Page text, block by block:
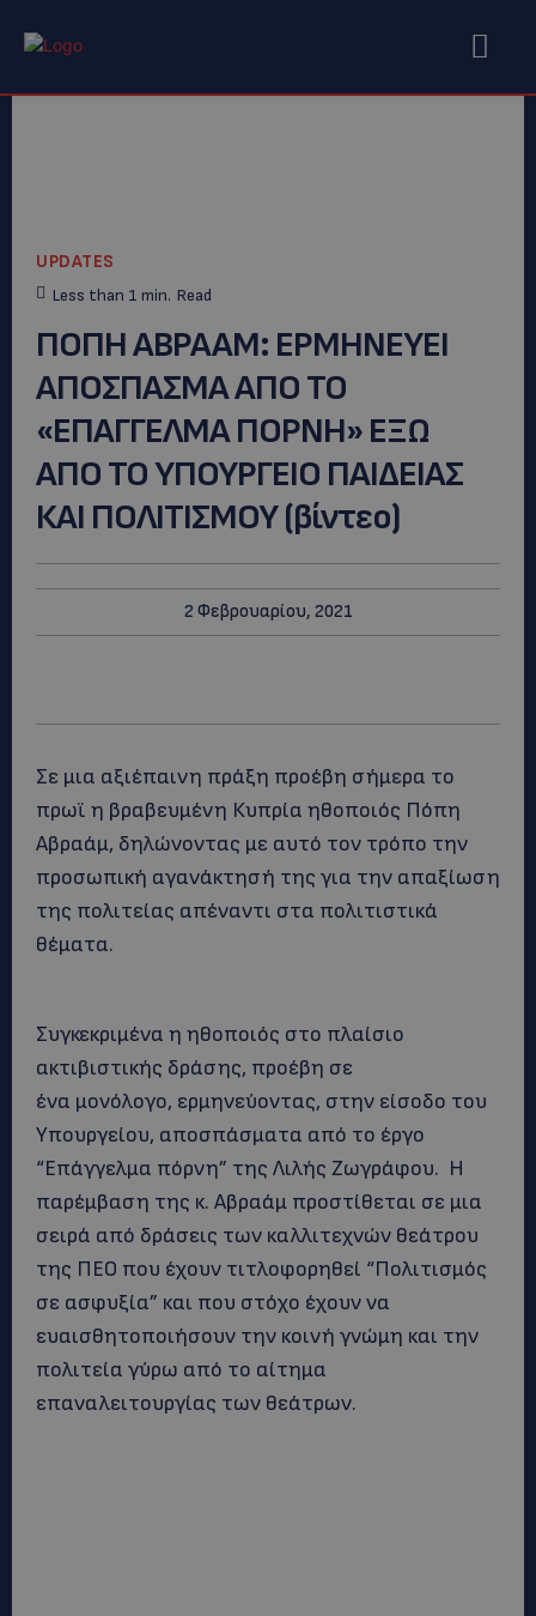
UPDATES
Less than 1 min. Read
ΠΟΠΗ ΑΒΡΑΑΜ: ΕΡΜΗΝΕΥΕΙ
ΑΠΟΣΠΑΣΜΑ ΑΠΟ ΤΟ
«ΕΠΑΓΓΕΛΜΑ ΠΟΡΝΗ» ΕΞΩ
ΑΠΟ ΤΟ ΥΠΟΥΡΓΕΙΟ ΠΑΙΔΕΙΑΣ
ΚΑΙ ΠΟΛΙΤΙΣΜΟΥ (βίντεο)
2 Φεβρουαρίου, 2021
Σε μια αξιέπαινη πράξη προέβη σήμερα το
πρωϊ η βραβευμένη Κυπρία ηθοποιός Πόπη
Αβραάμ, δηλώνοντας με αυτό τον τρόπο την
προσωπική αγανάκτησή της για την απαξίωση
της πολιτείας απέναντι στα πολιτιστικά
θέματα.
Συγκεκριμένα η ηθοποιός στο πλαίσιο
ακτιβιστικής δράσης, προέβη σε
ένα μονόλογο, ερμηνεύοντας, στην είσοδο του
Υπουργείου, αποσπάσματα από το έργο
“Επάγγελμα πόρνη” της Λιλής Ζωγράφου. Η
παρέμβαση της κ. Αβραάμ προστίθεται σε μια
σειρά από δράσεις των καλλιτεχνών θεάτρου
της ΠΕΟ που έχουν τιτλοφορηθεί “Πολιτισμός
σε ασφυξία” και που στόχο έχουν να
ευαισθητοποιήσουν την κοινή γνώμη και την
πολιτεία γύρω από το αίτημα
επαναλειτουργίας των θεάτρων.